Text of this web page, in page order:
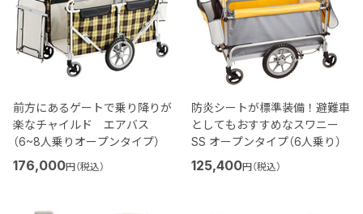
前方にあるゲートで乗り降りが
楽なチャイルド エアバス
（6~8人乗りオープンタイプ）
176,000円（税込）
防炎シートが標準装備！避難車
としてもおすすめなスワニー
SS オープンタイプ（6人乗り）
125,400円（税込）